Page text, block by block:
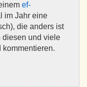
ef-
im Jahr eine
die anders ist
diesen und viele